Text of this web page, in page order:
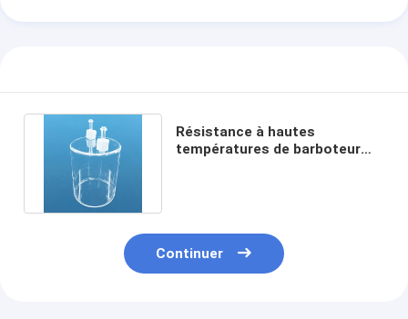
Résistance à hautes
températures de barboteur
Continuer